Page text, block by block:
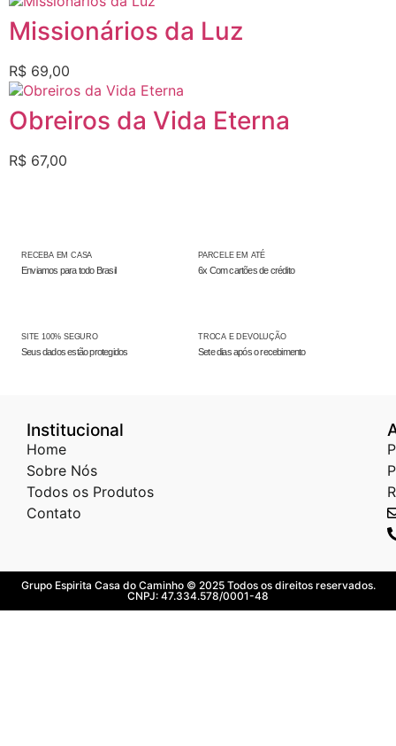
Missionários da Luz
R$ 69,00
Obreiros da Vida Eterna
R$ 67,00
RECEBA EM CASA
Enviamos para todo Brasil
PARCELE EM ATÉ
6x Com cartões de crédito
SITE 100% SEGURO
Seus dados estão protegidos
TROCA E DEVOLUÇÃO
Sete dias após o recebimento
Institucional
Home
Sobre Nós
Todos os Produtos
Contato
Grupo Espirita Casa do Caminho © 2025 Todos os direitos reservados.
CNPJ: 47.334.578/0001-48